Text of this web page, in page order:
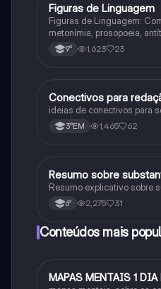
Português
Figuras de Linguagem
Figuras de Linguagem:
metonímia, prosopoeia,
eufemismo, hipérbole e
9° 1,623 23
Português
Conectivos para
ideias de conectivos para
3°EM 1,465 62
Português
Resumo sobre
Resumo explicativo sobre
6° 2,275 31
Conteúdos mais
Português
MAPAS MENTAIS 1 DIA